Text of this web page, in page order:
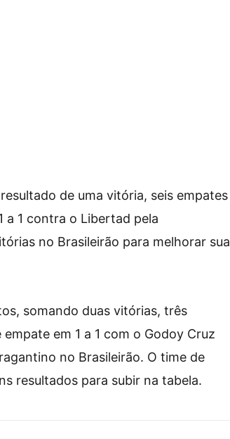
de uma vitória, seis empates
a 1 contra o Libertad pela
no Brasileirão para melhorar sua
somando duas vitórias, três
em 1 a 1 com o Godoy Cruz
no Brasileirão. O time de
resultados para subir na tabela.